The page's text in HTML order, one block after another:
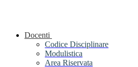
Docenti
Codice Disciplinare
Modulistica
Area Riservata